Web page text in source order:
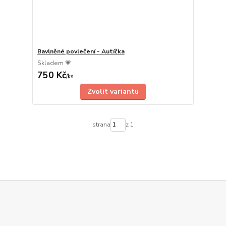
Bavlněné povlečení - Autíčka
Skladem 💗
750 Kč/ks
Zvolit variantu
strana z 1